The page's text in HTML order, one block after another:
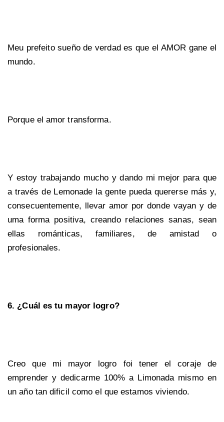
Meu prefeito sueño de verdad es que el AMOR gane el
mundo.
Porque el amor transforma.
Y estoy trabajando mucho y dando mi mejor para que
a través de Lemonade la gente pueda quererse más y,
consecuentemente, llevar amor por donde vayan y de
uma forma positiva, creando relaciones sanas, sean
ellas románticas, familiares, de amistad o
profesionales.
6. ¿Cuál es tu mayor logro?
Creo que mi mayor logro foi tener el coraje de
emprender y dedicarme 100% a Limonada mismo en
un año tan dificil como el que estamos viviendo.